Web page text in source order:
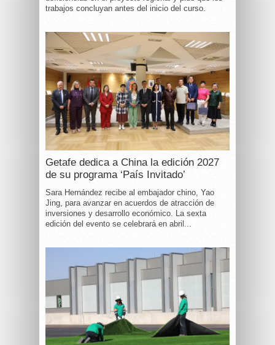
trabajos concluyan antes del inicio del curso.
Getafe dedica a China la edición 2027
de su programa ‘País Invitado’
Sara Hernández recibe al embajador chino, Yao
Jing, para avanzar en acuerdos de atracción de
inversiones y desarrollo económico. La sexta
edición del evento se celebrará en abril...